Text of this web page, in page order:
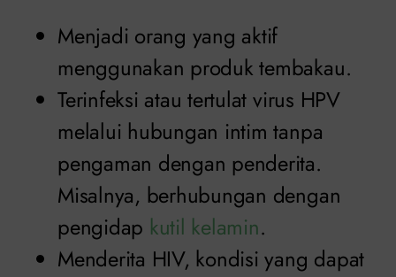
Menjadi orang yang aktif
menggunakan produk tembakau.
Terinfeksi atau tertulat virus HPV
melalui hubungan intim tanpa
pengaman dengan penderita.
Misalnya, berhubungan dengan
pengidap kutil kelamin.
Menderita HIV, kondisi yang dapat